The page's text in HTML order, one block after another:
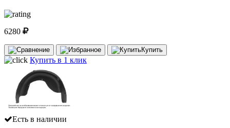
6280
Купить
Купить в 1 клик
Есть в наличии